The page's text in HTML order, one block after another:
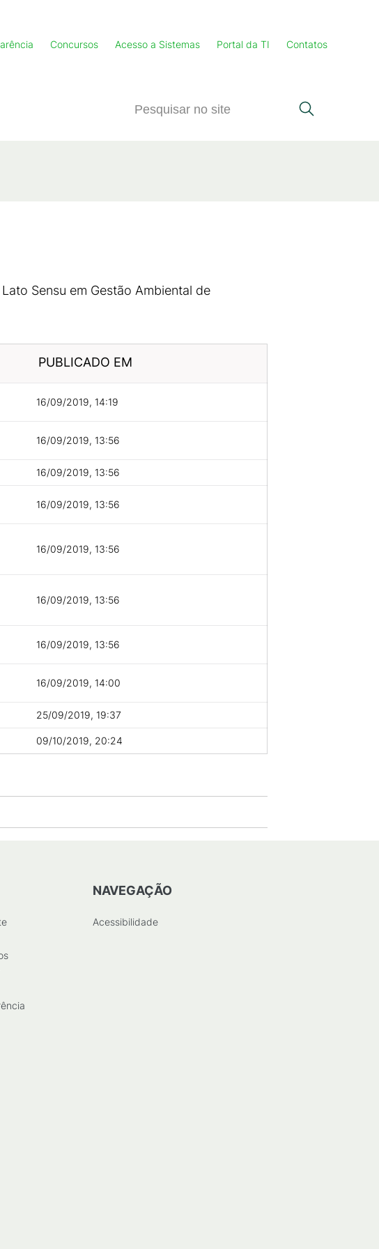
Concursos Acesso a Sistemas Portal da TI Contatos
Sensu em Gestão Ambiental de
PUBLICADO EM
16/09/2019, 14:19
16/09/2019, 13:56
16/09/2019, 13:56
16/09/2019, 13:56
16/09/2019, 13:56
16/09/2019, 13:56
16/09/2019, 13:56
16/09/2019, 14:00
25/09/2019, 19:37
09/10/2019, 20:24
NAVEGAÇÃO
Acessibilidade